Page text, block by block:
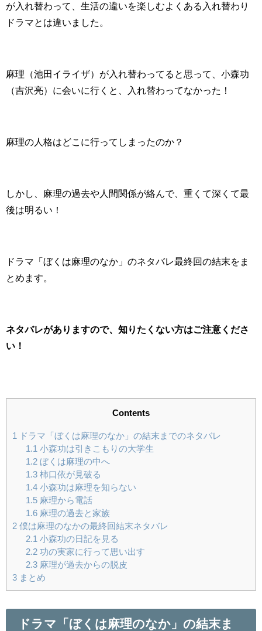
が入れ替わって、生活の違いを楽しむよくある入れ替わり
ドラマとは違いました。
麻理（池田イライザ）が入れ替わってると思って、小森功
（吉沢亮）に会いに行くと、入れ替わってなかった！
麻理の人格はどこに行ってしまったのか？
しかし、麻理の過去や人間関係が絡んで、重くて深くて最
後は明るい！
ドラマ「ぼくは麻理のなか」のネタバレ最終回の結末をま
とめます。
ネタバレがありますので、知りたくない方はご注意くださ
い！
Contents
1
ドラマ「ぼくは麻理のなか」の結末までのネタバレ
1.1 小森功は引きこもりの大学生
1.2ぼくは麻理の中へ
1.3柿口依が見破る
1.4小森功は麻理を知らない
1.5麻理から電話
1.6麻理の過去と家族
2 僕は麻理のなかの最終回結末ネタバレ
2.1 小森功の日記を見る
2.2功の実家に行って思い出す
2.3麻理が過去からの脱皮
3 まとめ
ドラマ「ぼくは麻理のなか」の結末ま